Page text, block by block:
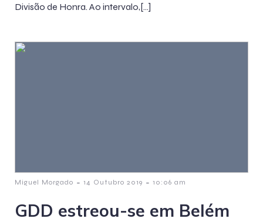
Divisão de Honra. Ao intervalo,[…]
Miguel Morgado - 14 Outubro 2019 - 10:06 am
GDD estreou-se em Belém